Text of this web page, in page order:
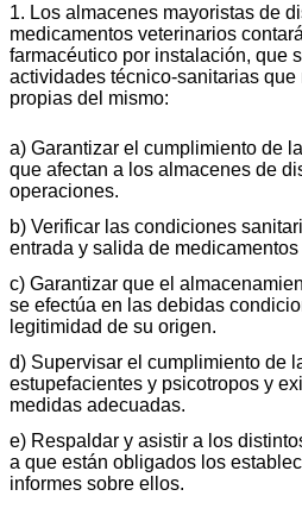
1. Los almacenes mayoristas de
medicamentos veterinarios
farmacéutico por instalación, que
actividades técnico-sanitarias
propias del mismo:
a) Garantizar el cumplimiento de
que afectan a los almacenes de
operaciones.
b) Verificar las condiciones
entrada y salida de
c) Garantizar que el
se efectúa en las debidas
legitimidad de su origen.
d) Supervisar el cumplimiento de
estupefacientes y psicotropos y
medidas adecuadas.
e) Respaldar y asistir a los
a que están obligados los
informes sobre ellos.